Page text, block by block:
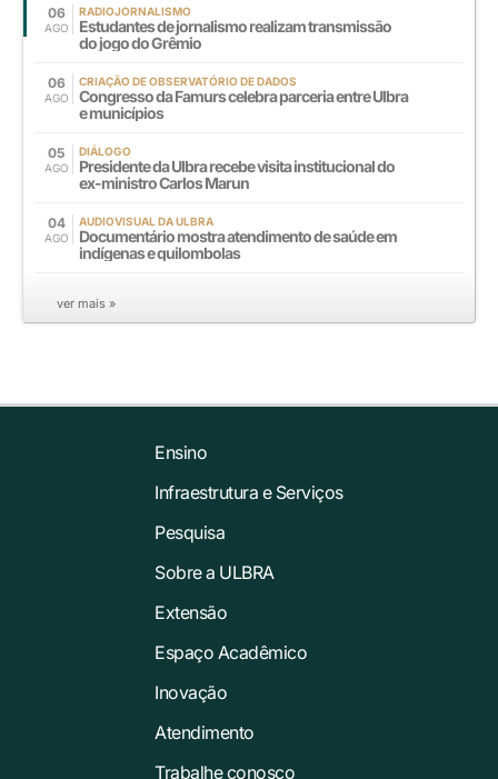
06
AGO
RADIOJORNALISMO
Estudantes de jornalismo realizam transmissão
do jogo do Grêmio
06
AGO
CRIAÇÃO DE OBSERVATÓRIO DE DADOS
Congresso da Famurs celebra parceria entre Ulbra
e municípios
05
AGO
DIÁLOGO
Presidente da Ulbra recebe visita institucional do
ex-ministro Carlos Marun
04
AGO
AUDIOVISUAL DA ULBRA
Documentário mostra atendimento de saúde em
indígenas e quilombolas
ver mais »
Ensino
Infraestrutura e Serviços
Pesquisa
Sobre a ULBRA
Extensão
Espaço Acadêmico
Inovação
Atendimento
Trabalhe conosco